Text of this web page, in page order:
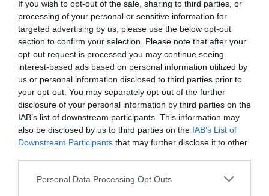
If you wish to opt-out of the sale, sharing to third parties, or
processing of your personal or sensitive information for
targeted advertising by us, please use the below opt-out
section to confirm your selection. Please note that after your
opt-out request is processed you may continue seeing
interest-based ads based on personal information utilized by
us or personal information disclosed to third parties prior to
your opt-out. You may separately opt-out of the further
disclosure of your personal information by third parties on the
IAB’s list of downstream participants. This information may
also be disclosed by us to third parties on the IAB’s List of
Downstream Participants that may further disclose it to other
Personal Data Processing Opt Outs
Δείτε όλα τα
τελευταία νέα
για την Τέχνη και τον
Πολιτισμό στοCulturenow.gr
Νέοι Διαγωνισμοί❯
Tags
ΔΩΡΕΑΝ ΕΚΔΗΛΩΣΕΙΣ ΕΚΔΟΣΕΙΣ ΓΚΟΒΟΣΤΗ
Newsletter
Κάθε βδομάδα στο e-mail σας τα τελευταία νέα για